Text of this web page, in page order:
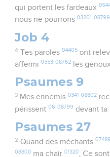
qui portent les fardeaux
nous ne pourrons03201 08799
Job 4
4 Tes paroles 04405ont
affermi0553 08762 les
Psaumes 9
3 Mes ennemis 0341 08802
périssent06 08799 devant
Psaumes 27
2 Quand des méchants 07489
08800 ma chair01320, Ce